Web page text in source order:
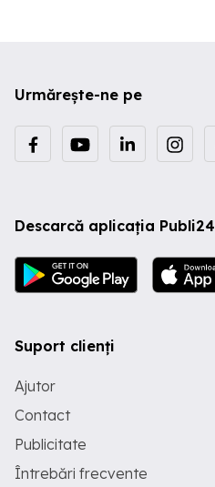
Urmărește-ne pe
Descarcă aplicația Publi24
Suport clienți
Ajutor
Contact
Publicitate
Întrebări frecvente